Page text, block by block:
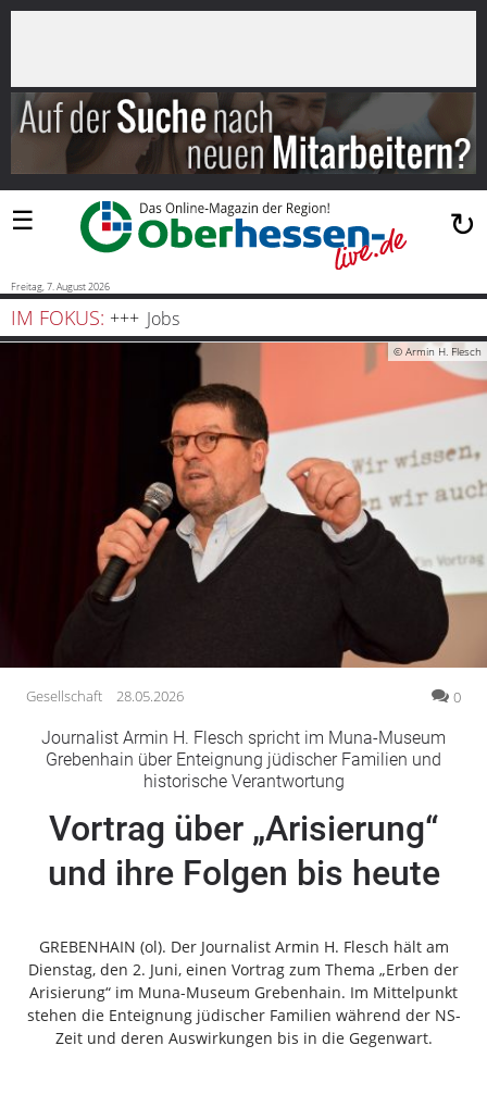
Suchen
Startseite
Blaulicht
Sport
Politik
Bauen
Gesellschaft
Gesundheit
Kultur
Lifestyle
Vogelsberg
Alsfeld
Lauterbach
Romrod
Homberg
Ohm
Schotten
Antrifttal
Feldatal
Freiensteinau
Gemünden
Grebenau
×
☰ ↻
Freitag, 7. August 2026
IM FOKUS: Jobs
© Armin H. Flesch
Gesellschaft 28.05.2026 0
Journalist Armin H. Flesch spricht im Muna-Museum
Grebenhain über Enteignung jüdischer Familien und
historische Verantwortung
Vortrag über „Arisierung“
und ihre Folgen bis heute
GREBENHAIN (ol). Der Journalist Armin H. Flesch hält am
Dienstag, den 2. Juni, einen Vortrag zum Thema „Erben der
Arisierung“ im Muna-Museum Grebenhain. Im Mittelpunkt
stehen die Enteignung jüdischer Familien während der NS-
Zeit und deren Auswirkungen bis in die Gegenwart.